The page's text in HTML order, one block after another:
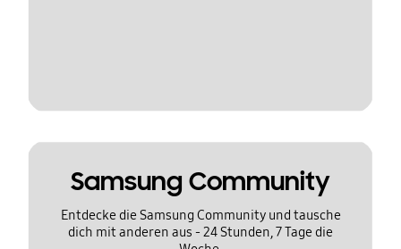
Samsung Community
Entdecke die Samsung Community und tausche
dich mit anderen aus - 24 Stunden, 7 Tage die